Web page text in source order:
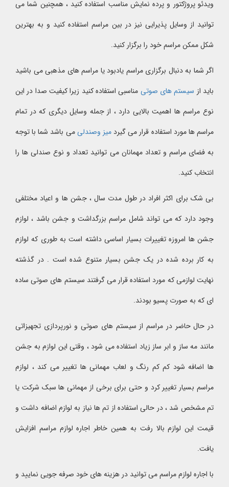
ویدئو پروژکتور و پرده نمایش مناسب استفاده کنید ، همچنین شما می
توانید از وسایل پذیرایی نیز در بین مراسم استفاده کنید و به بهترین
شکل ممکن مراسم خود را برگزار کنید.
اگر شما به دنبال برگزاری مراسم یادبود یا مراسم های مذهبی می باشید
باید از سیستم های صوتی مناسبی استفاده کنید زیرا کیفیت صدا در این
نوع مراسم ها اهمیت بالایی دارد ، از جمله وسایل دیگری که در تمام
مراسم ها مورد استفاده قرار می گیردمیز وصندلیمی باشد شما با توجه
به فضای مراسم و تعداد مهمانان می توانید تعداد و نوع صندلی ها را
انتخاب کنید.
بی شک برای اکثر افراد در طول مدت سال ، جشن ها و اعیاد مختلفی
وجود دارد که می تواند شامل مراسم بزرگداشت و جشن باشد ، لوازم
جشن ها امروزه تغییرات بسیار اساسی داشته است به طوری که لوازم
به کار برده شده در یک جشن بسیار متنوع شده است . در گذشته
نهایت لوازمی که مورد استفاده قرار می گرفتند سیستم های صوتی ساده
ای که به صورت پسیو بودند.
در حال حاضر در مراسم از سیستم های صوتی و نورپردازی تجهیزاتی
مانند مه ساز و ابر ساز زیاد استفاده می شود ، وقتی این لوازم به جشن
ها اضافه شود کم کم رنگ و لعاب مهمانی ها تغییر می کند ، لوازم
مراسم بسیار تغییر کرد و حتی برای برخی از مهمانی ها سبک شرکت یا
تم مشخص شد ، در حالی استفاده از تم ها نیاز به لوازم اضافه داشت و
قیمت این لوازم بالا رفت به همین خاطر اجاره لوازم مراسم افزایش
یافت.
با اجاره لوازم مراسم می توانید در هزینه های خود صرفه جویی نمایید و